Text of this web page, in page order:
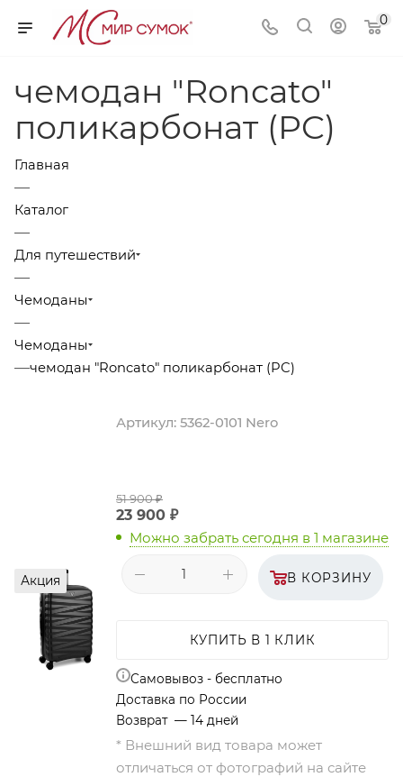
0
чемодан "Roncato"
поликарбонат (PC)
Главная
—
Каталог
—
Для путешествий
—
Чемоданы
—
Чемоданы
—чемодан "Roncato" поликарбонат (PC)
Акция
Артикул: 5362-0101 Nero
51 900₽
23 900 ₽
Можно забрать сегодня в 1 магазине
В КОРЗИНУ
КУПИТЬ В 1 КЛИК
Самовывоз - бесплатно
Доставка по России
Возврат — 14 дней
* Внешний вид товара может
отличаться от фотографий на сайте